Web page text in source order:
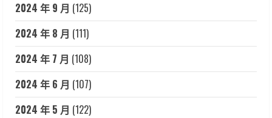
2024 年 9 月 (125)
2024 年 8 月 (111)
2024 年 7 月 (108)
2024 年 6 月 (107)
2024 年 5 月 (122)